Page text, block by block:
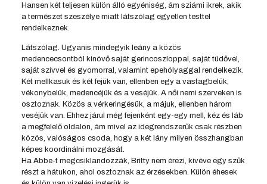
Hansen két teljesen külön álló egyéniség, ám sziámi ikrek, akik
a természet szeszélye miatt látszólag egyetlen testtel
rendelkeznek.
Látszólag. Ugyanis mindegyik leány a közös
medencecsontból kinövő saját gerincoszloppal, saját tüdővel,
saját szívvel és gyomorral, valamint epehólyaggal rendelkezik.
Két mellkasuk és két fejük van, ellenben egy a vastagbelük,
vékonybelük, medencéjük és a veséjük. A női nemi szerveken is
osztoznak. Közös a vérkeringésük, a májuk, ellenben három
veséjük van. Ehhez járul még fejenként egy-egy mell, kéz és láb
a megfelelő oldalon, ám mivel az idegrendszerűk csak részben
közös, valóságos csoda, hogy a két lány milyen összhangban
képes koordinálni mozgását.
Ha Abbe-t megcsiklandozzák, Britty nem érezi, kivéve egy szűk
részt a hátukon, ahol osztoznak az érzésekben. Külön éhesek